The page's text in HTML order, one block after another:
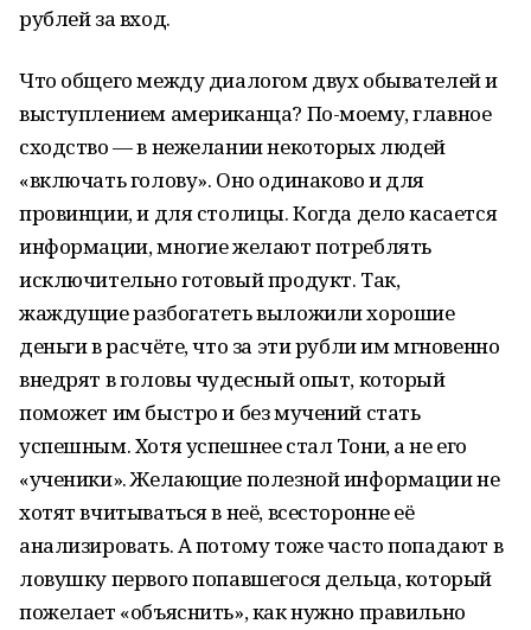
рублей за вход.
Что общего между диалогом двух обывателей и
выступлением американца? По-моему, главное
сходство — в нежелании некоторых людей
«включать голову». Оно одинаково и для
провинции, и для столицы. Когда дело касается
информации, многие желают потреблять
исключительно готовый продукт. Так,
жаждущие разбогатеть выложили хорошие
деньги в расчёте, что за эти рубли им мгновенно
внедрят в головы чудесный опыт, который
поможет им быстро и без мучений стать
успешным. Хотя успешнее стал Тони, а не его
«ученики». Желающие полезной информации не
хотят вчитываться в неё, всесторонне её
анализировать. А потому тоже часто попадают в
ловушку первого попавшегося дельца, который
пожелает «объяснить», как нужно правильно